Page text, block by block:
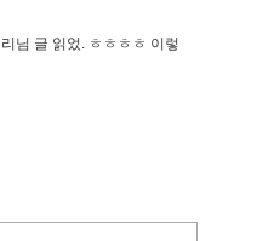
님 글 읽었. ㅎㅎㅎㅎ 이렇